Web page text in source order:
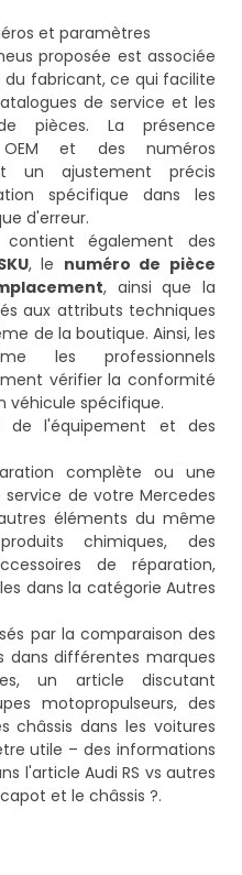
et paramètres
proposée est associée
fabricant, ce qui facilite
de service et les
pièces. La présence
et des numéros
un ajustement précis
spécifique dans les
d'erreur.
également des
, le numéro de pièce
, ainsi que la
aux attributs techniques
de la boutique. Ainsi, les
les professionnels
vérifier la conformité
véhicule spécifique.
de l'équipement et des
complète ou une
de votre Mercedes
éléments du même
chimiques, des
de réparation,
dans la catégorie Autres
par la comparaison des
dans différentes marques
un article discutant
motopropulseurs, des
châssis dans les voitures
utile – des informations
l'article Audi RS vs autres
et le châssis ?.